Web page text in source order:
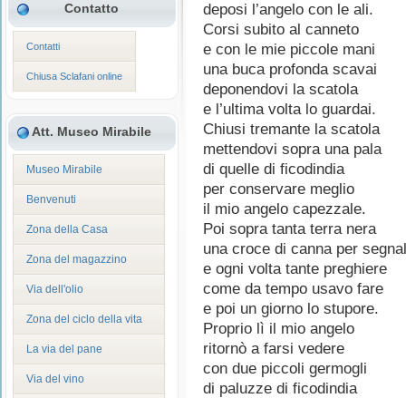
Contatto
Contatti
Chiusa Sclafani online
Att. Museo Mirabile
Museo Mirabile
Benvenuti
Zona della Casa
Zona del magazzino
Via dell'olio
Zona del ciclo della vita
La via del pane
Via del vino
deposi l’angelo con le ali.
Corsi subito al canneto
e con le mie piccole mani
una buca profonda scavai
deponendovi la scatola
e l’ultima volta lo guardai.
Chiusi tremante la scatola
mettendovi sopra una pala
di quelle di ficodindia
per conservare meglio
il mio angelo capezzale.
Poi sopra tanta terra nera
una croce di canna per
e ogni volta tante preghiere
come da tempo usavo fare
e poi un giorno lo stupore.
Proprio lì il mio angelo
ritornò a farsi vedere
con due piccoli germogli
di paluzze di ficodindia